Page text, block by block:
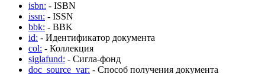
isbn: - ISBN
issn: - ISSN
bbk: - BBK
id: - Идентификатор документа
col: - Коллекция
siglafund: - Сигла-фонд
doc_source_var: - Способ получения документа